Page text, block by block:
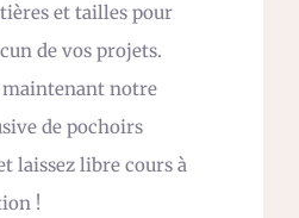
et tailles pour
de vos projets.
maintenant notre
de pochoirs
laissez libre cours à
!